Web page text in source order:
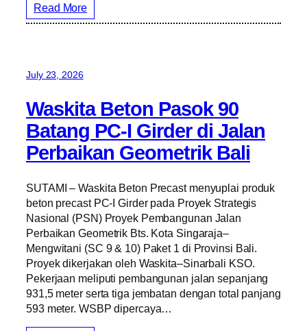
Read More
July 23, 2026
Waskita Beton Pasok 90
Batang PC-I Girder di Jalan
Perbaikan Geometrik Bali
SUTAMI – Waskita Beton Precast menyuplai produk
beton precast PC-I Girder pada Proyek Strategis
Nasional (PSN) Proyek Pembangunan Jalan
Perbaikan Geometrik Bts. Kota Singaraja–
Mengwitani (SC 9 & 10) Paket 1 di Provinsi Bali.
Proyek dikerjakan oleh Waskita–Sinarbali KSO.
Pekerjaan meliputi pembangunan jalan sepanjang
931,5 meter serta tiga jembatan dengan total panjang
593 meter. WSBP dipercaya…